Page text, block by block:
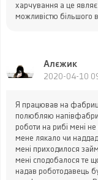
харчування а це
можливістю більшого
Алєжик
2020-04-10
Я працював на
полюбляю
роботи на рибі мені
мене лякало чи
мені приходилося
мені сподобалося те
надав роботодавець